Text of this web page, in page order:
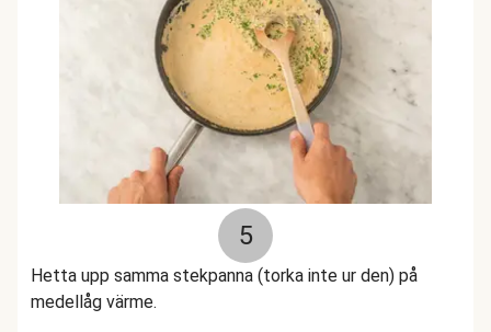
5
Hetta upp samma stekpanna (torka inte ur den) på
medellåg värme.